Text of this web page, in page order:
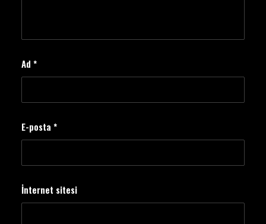
Ad *
E-posta *
İnternet sitesi